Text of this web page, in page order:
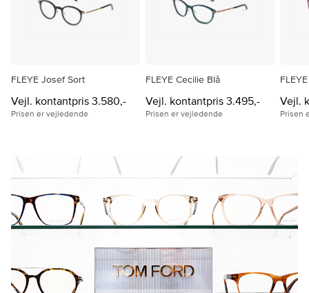
FLEYE Josef Sort
Vejl. kontantpris 3.580,-
Prisen er vejledende
FLEYE Cecilie Blå
Vejl. kontantpris 3.495,-
Prisen er vejledende
Vejl.
Prisen